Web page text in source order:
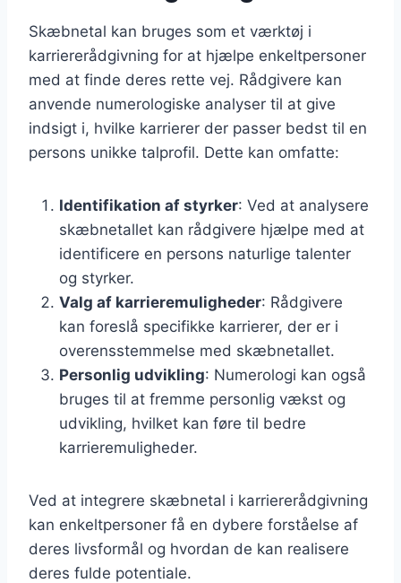
Skæbnetal kan bruges som et værktøj i
karriererådgivning for at hjælpe enkeltpersoner
med at finde deres rette vej. Rådgivere kan
anvende numerologiske analyser til at give
indsigt i, hvilke karrierer der passer bedst til en
persons unikke talprofil. Dette kan omfatte:
Identifikation af styrker: Ved at analysere
skæbnetallet kan rådgivere hjælpe med at
identificere en persons naturlige talenter
og styrker.
Valg af karrieremuligheder: Rådgivere
kan foreslå specifikke karrierer, der er i
overensstemmelse med skæbnetallet.
Personlig udvikling: Numerologi kan også
bruges til at fremme personlig vækst og
udvikling, hvilket kan føre til bedre
karrieremuligheder.
Ved at integrere skæbnetal i karriererådgivning
kan enkeltpersoner få en dybere forståelse af
deres livsformål og hvordan de kan realisere
deres fulde potentiale.